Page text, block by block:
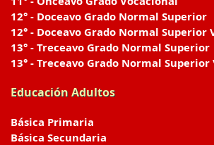
12° - Doceavo Grado Normal Superior
12° - Doceavo Grado Normal Superior
13° - Treceavo Grado Normal Superior
13° - Treceavo Grado Normal
Educación Adultos
Básica Primaria
Básica Secundaria